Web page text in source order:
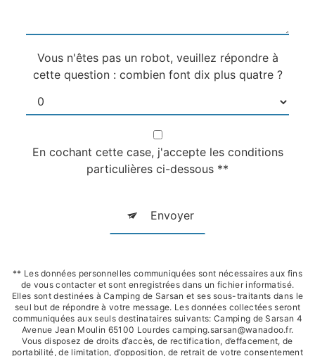
Vous n'êtes pas un robot, veuillez répondre à
cette question : combien font dix plus quatre ?
En cochant cette case, j'accepte les conditions
particulières ci-dessous **
Envoyer
** Les données personnelles communiquées sont nécessaires aux fins
de vous contacter et sont enregistrées dans un fichier informatisé.
Elles sont destinées à Camping de Sarsan et ses sous-traitants dans le
seul but de répondre à votre message. Les données collectées seront
communiquées aux seuls destinataires suivants: Camping de Sarsan 4
Avenue Jean Moulin 65100 Lourdes camping.sarsan@wanadoo.fr.
Vous disposez de droits d’accès, de rectification, d’effacement, de
portabilité, de limitation, d’opposition, de retrait de votre consentement